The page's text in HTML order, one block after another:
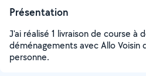
Présentation
J'ai réalisé 1 livraison de course à
déménagements avec Allo Voisin
personne.